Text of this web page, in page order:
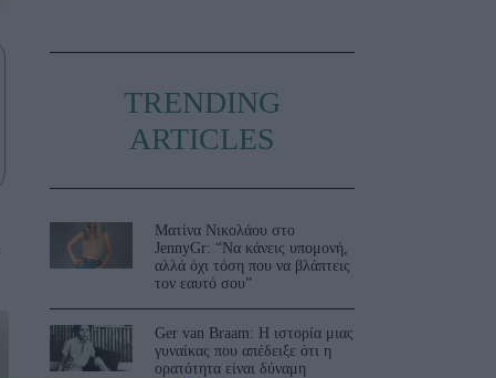
TRENDING
ARTICLES
Ματίνα Νικολάου στο
JennyGr: “Να κάνεις υπομονή,
αλλά όχι τόση που να βλάπτεις
τον εαυτό σου”
Ger van Braam: Η ιστορία μιας
γυναίκας που απέδειξε ότι η
ορατότητα είναι δύναμη